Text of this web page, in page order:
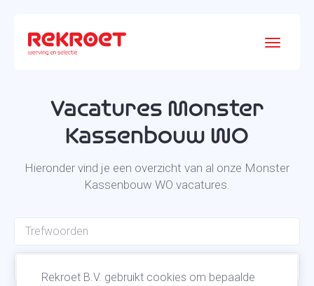
Vacatures Monster
Kassenbouw WO
Hieronder vind je een overzicht van al onze Monster
Kassenbouw WO vacatures.
Rekroet B.V. gebruikt cookies om bepaalde